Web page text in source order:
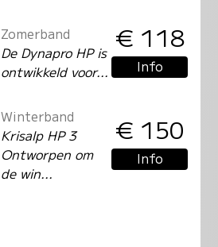
Zomerband
De Dynapro HP is
ontwikkeld voor...
€ 118
Info
Winterband
Krisalp HP 3
Ontworpen om
de win...
€ 150
Info